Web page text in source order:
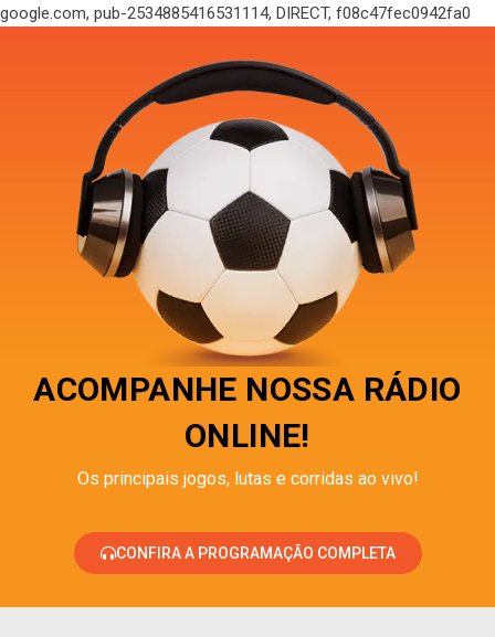
google.com, pub-2534885416531114, DIRECT, f08c47fec0942fa0
ACOMPANHE NOSSA RÁDIO
ONLINE!
Os principais jogos, lutas e corridas ao vivo!
CONFIRA A PROGRAMAÇÃO COMPLETA